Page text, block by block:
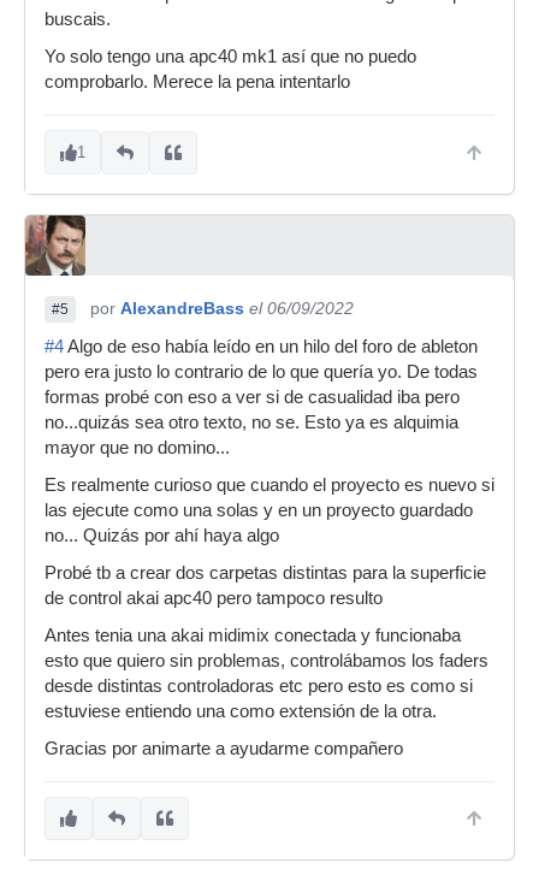
buscais.
Yo solo tengo una apc40 mk1 así que no puedo
comprobarlo. Merece la pena intentarlo
1
#5 por AlexandreBass el 06/09/2022
#4Algo de eso había leído en un hilo del foro de ableton
pero era justo lo contrario de lo que quería yo. De todas
formas probé con eso a ver si de casualidad iba pero
no...quizás sea otro texto, no se. Esto ya es alquimia
mayor que no domino...
Es realmente curioso que cuando el proyecto es nuevo si
las ejecute como una solas y en un proyecto guardado
no... Quizás por ahí haya algo
Probé tb a crear dos carpetas distintas para la superficie
de control akai apc40 pero tampoco resulto
Antes tenia una akai midimix conectada y funcionaba
esto que quiero sin problemas, controlábamos los faders
desde distintas controladoras etc pero esto es como si
estuviese entiendo una como extensión de la otra.
Gracias por animarte a ayudarme compañero